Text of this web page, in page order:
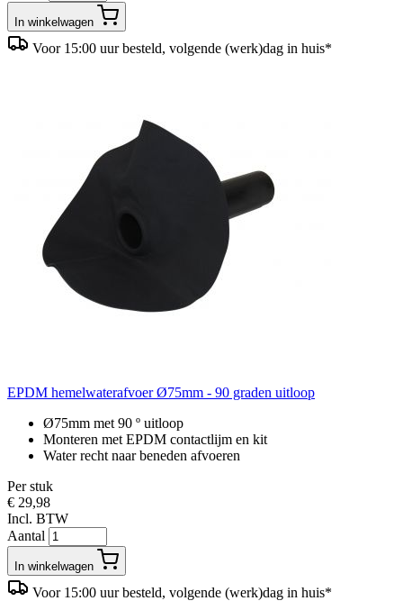
In winkelwagen
Voor 15:00 uur besteld, volgende (werk)dag in huis*
EPDM hemelwaterafvoer Ø75mm - 90 graden uitloop
Ø75mm met 90 º uitloop
Monteren met EPDM contactlijm en kit
Water recht naar beneden afvoeren
Per stuk
€ 29,98
Incl. BTW
Aantal
In winkelwagen
Voor 15:00 uur besteld, volgende (werk)dag in huis*